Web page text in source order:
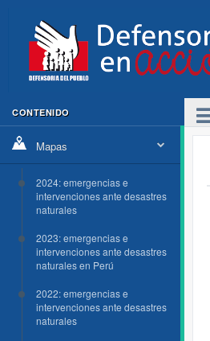
CONTENIDO
Mapas
2024: emergencias e
intervenciones ante desastres
naturales
2023: emergencias e
intervenciones ante desastres
naturales en Perú
2022: emergencias e
intervenciones ante desastres
naturales